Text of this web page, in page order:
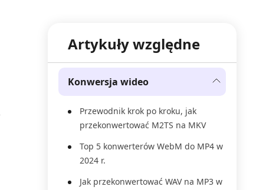
Artykuły względne
Konwersja wideo
Przewodnik krok po kroku, jak
przekonwertować M2TS na MKV
Top 5 konwerterów WebM do MP4 w
2024 r.
Jak przekonwertować WAV na MP3 w